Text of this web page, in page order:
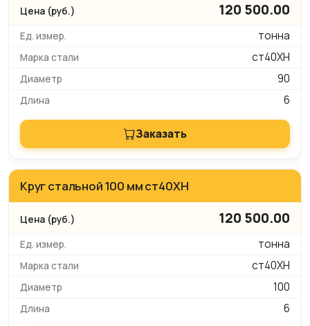
120 500.00
тонна
ст40ХН
90
6
Заказать
Круг стальной 100 мм ст40ХН
120 500.00
тонна
ст40ХН
100
6